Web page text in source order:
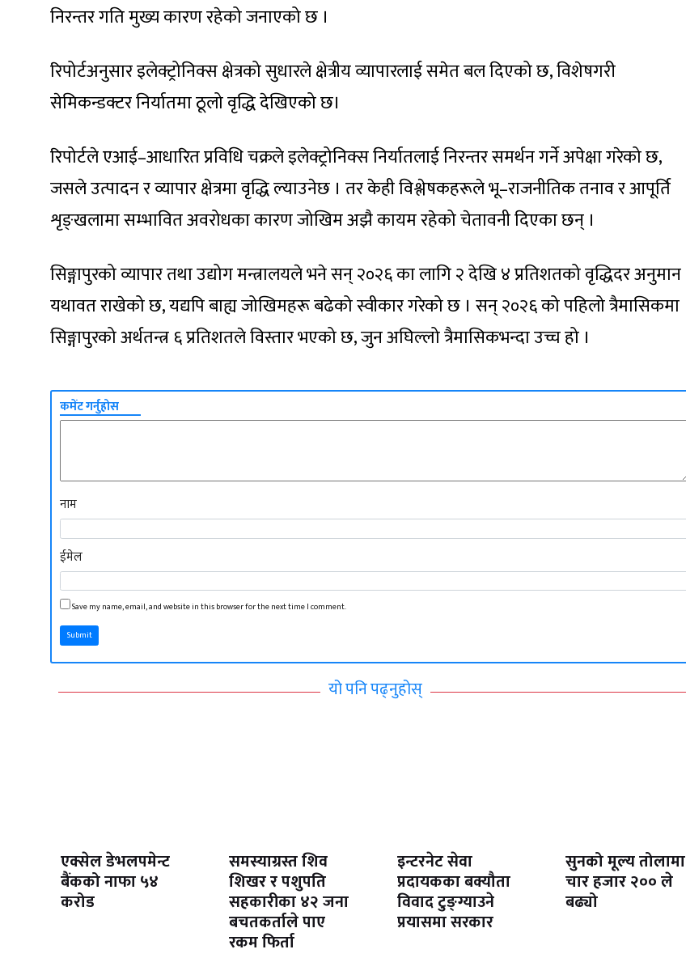
निरन्तर गति मुख्य कारण रहेको जनाएको छ ।
रिपोर्टअनुसार इलेक्ट्रोनिक्स क्षेत्रको सुधारले क्षेत्रीय व्यापारलाई समेत बल दिएको छ, विशेषगरी
सेमिकन्डक्टर निर्यातमा ठूलो वृद्धि देखिएको छ।
रिपोर्टले एआई–आधारित प्रविधि चक्रले इलेक्ट्रोनिक्स निर्यातलाई निरन्तर समर्थन गर्ने अपेक्षा गरेको छ,
जसले उत्पादन र व्यापार क्षेत्रमा वृद्धि ल्याउनेछ । तर केही विश्लेषकहरूले भू–राजनीतिक तनाव र आपूर्ति
शृङ्खलामा सम्भावित अवरोधका कारण जोखिम अझै कायम रहेको चेतावनी दिएका छन् ।
सिङ्गापुरको व्यापार तथा उद्योग मन्त्रालयले भने सन् २०२६ का लागि २ देखि ४ प्रतिशतको वृद्धिदर अनुमान
यथावत राखेको छ, यद्यपि बाह्य जोखिमहरू बढेको स्वीकार गरेको छ । सन् २०२६ को पहिलो त्रैमासिकमा
सिङ्गापुरको अर्थतन्त्र ६ प्रतिशतले विस्तार भएको छ, जुन अघिल्लो त्रैमासिकभन्दा उच्च हो ।
कमेंट गर्नुहोस
नाम
ईमेल
Save my name, email, and website in this browser for the next time I comment.
Submit
यो पनि पढ्नुहोस्
एक्सेल डेभलपमेन्ट
बैंकको नाफा ५४
करोड
समस्याग्रस्त शिव
शिखर र पशुपति
सहकारीका ४२ जना
बचतकर्ताले पाए
रकम फिर्ता
इन्टरनेट सेवा
प्रदायकका बक्यौता
विवाद टुङ्ग्याउने
प्रयासमा सरकार
सुनको मूल्य तोलामा
चार हजार २०० ले
बढ्यो